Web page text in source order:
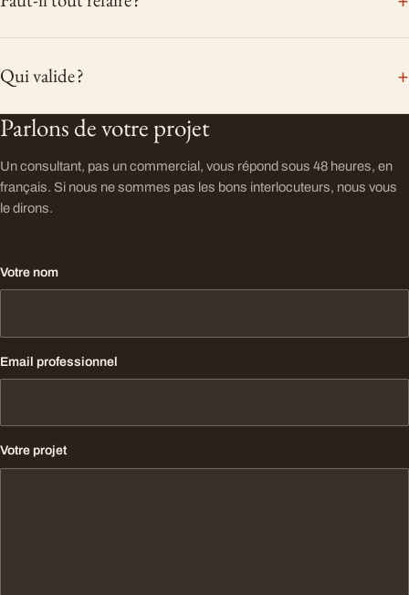
Qui valide ?
Parlons de votre projet
Un consultant, pas un commercial, vous répond sous 48 heures, en
français. Si nous ne sommes pas les bons interlocuteurs, nous vous
le dirons.
Votre nom
Email professionnel
Votre projet